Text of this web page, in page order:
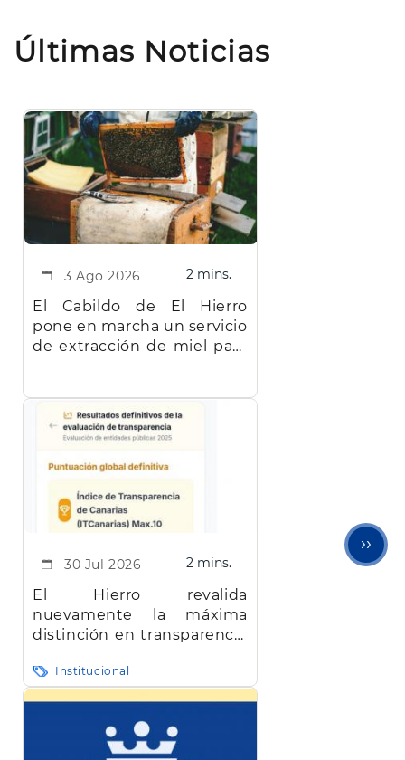
Últimas Noticias
3 Ago 2026 2 mins.
El Cabildo de El Hierro
pone en marcha un servicio
de extracción de miel para
30 Jul 2026 2 mins.
El Hierro revalida
nuevamente la máxima
distinción en transparencia
Institucional
››